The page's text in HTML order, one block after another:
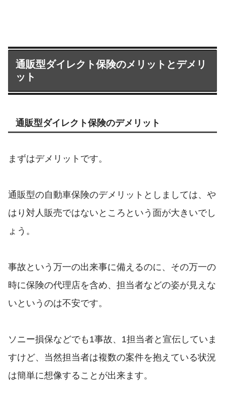
通販型ダイレクト保険のメリットとデメリ
ット
通販型ダイレクト保険のデメリット
まずはデメリットです。
通販型の自動車保険のデメリットとしましては、や
はり対人販売ではないところという面が大きいでし
ょう。
事故という万一の出来事に備えるのに、その万一の
時に保険の代理店を含め、担当者などの姿が見えな
いというのは不安です。
ソニー損保などでも1事故、1担当者と宣伝していま
すけど、当然担当者は複数の案件を抱えている状況
は簡単に想像することが出来ます。